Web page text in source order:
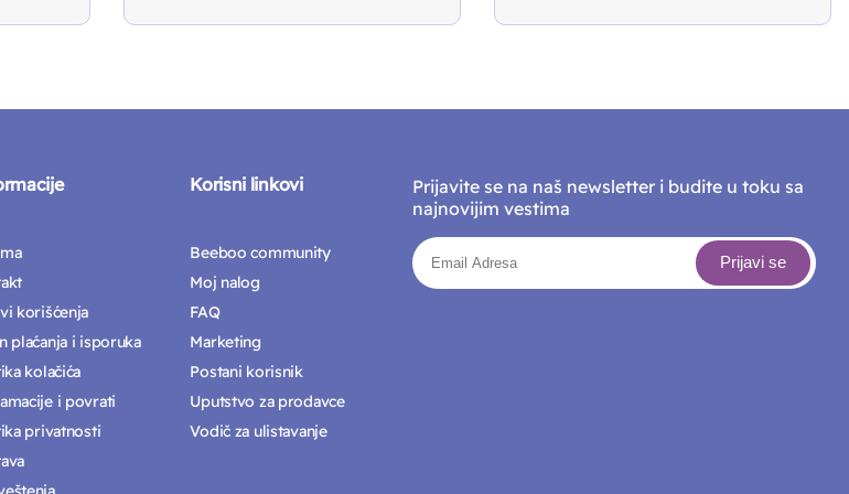
1.019 RSD.
korišćenja
plaćanja i isporuka
kolačića
i povrati
privatnosti
Korisni linkovi
Beeboo community
Moj nalog
FAQ
Marketing
Postani korisnik
Uputstvo za prodavce
Vodič za ulistavanje
Prijavite se na naš newsletter i budite u toku sa
najnovijim vestima